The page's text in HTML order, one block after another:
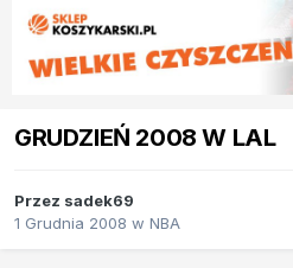
GRUDZIEŃ 2008 W LAL
Przez sadek69
1 Grudnia 2008 w NBA